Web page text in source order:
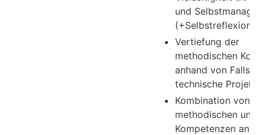
und
(+Selbstreflexion)
Vertiefung der
methodischen
anhand von
technische Projekte
Kombination von
methodischen und
Kompetenzen